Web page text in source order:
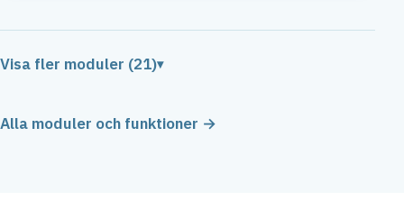
Visa fler moduler (21)
Alla moduler och funktioner →